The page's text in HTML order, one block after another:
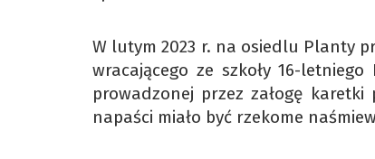
W lutym 2023 r. na osiedlu Planty
wracającego ze szkoły 16-
prowadzonej przez załogę
napaści miało być rzekome